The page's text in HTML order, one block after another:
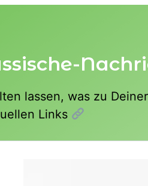
lassen, was zu
Links